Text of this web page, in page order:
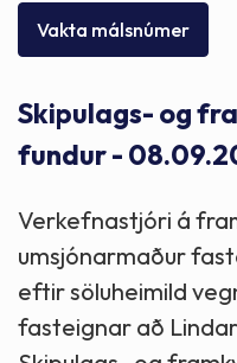
Vakta málsnúmer
Skipulags- og
fundur -
Verkefnastjóri á
umsjónarmaður
eftir söluheimild
fasteignar að